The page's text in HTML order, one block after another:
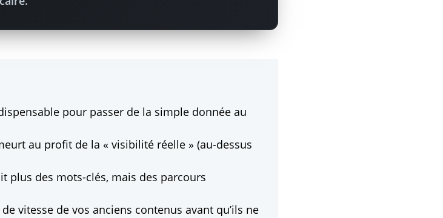
pour passer de la simple donnée au
au profit de la « visibilité réelle » (au-dessus
plus des mots-clés, mais des parcours
vitesse de vos anciens contenus avant qu’ils ne